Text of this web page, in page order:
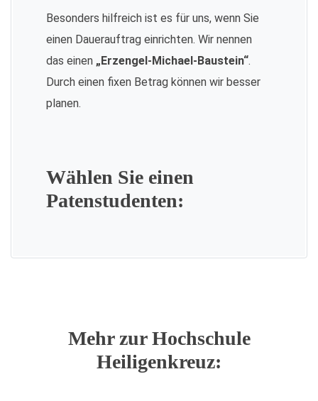
Besonders hilfreich ist es für uns, wenn Sie
einen Dauerauftrag einrichten. Wir nennen
das einen „Erzengel-Michael-Baustein“.
Durch einen fixen Betrag können wir besser
planen.
Wählen Sie einen
Patenstudenten:
Mehr zur Hochschule
Heiligenkreuz: